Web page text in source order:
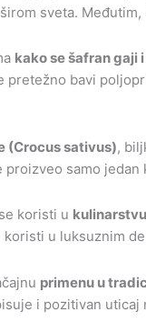
sveta.
kako se šafran gaji
pretežno bavi
(Crocus sativus),
samo
koristi u
u luksuznim
primenu u
i pozitivan